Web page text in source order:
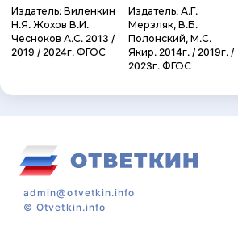
Издатель: Виленкин
Н.Я. Жохов В.И.
Чесноков А.С. 2013 /
2019 / 2024г. ФГОС
Издатель: А.Г.
Мерзляк, В.Б.
Полонский, М.С.
Якир. 2014г. / 2019г. /
2023г. ФГОС
admin@otvetkin.info
©Otvetkin.info